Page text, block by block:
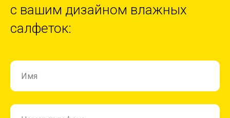
с вашим дизайном влажных
салфеток: